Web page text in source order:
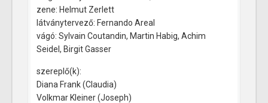
zene: Helmut Zerlett
látványtervező: Fernando Areal
vágó: Sylvain Coutandin, Martin Habig, Achim
Seidel, Birgit Gasser
szereplő(k):
Diana Frank (Claudia)
Volkmar Kleiner (Joseph)